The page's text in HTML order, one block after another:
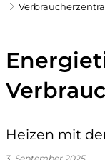
Heizen mit